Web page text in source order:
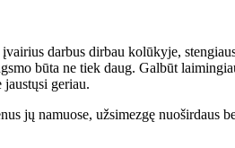
dar­bus dir­bau ko­lū­ky­je,
bū­ta ne tiek daug. Gal­būt
ge­riau.
jų na­muo­se, už­si­mez­gę